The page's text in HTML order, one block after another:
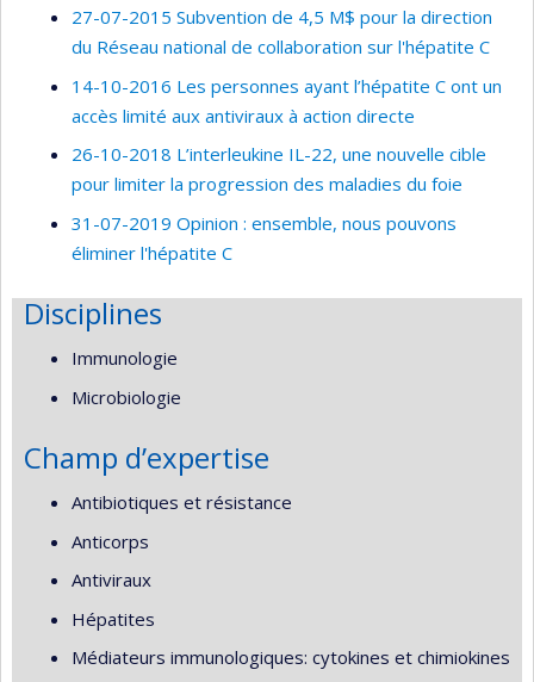
27-07-2015 Subvention de 4,5 M$ pour la direction
du Réseau national de collaboration sur l'hépatite C
14-10-2016 Les personnes ayant l’hépatite C ont un
accès limité aux antiviraux à action directe
26-10-2018 L’interleukine IL-22, une nouvelle cible
pour limiter la progression des maladies du foie
31-07-2019 Opinion : ensemble, nous pouvons
éliminer l'hépatite C
Disciplines
Immunologie
Microbiologie
Champ d’expertise
Antibiotiques et résistance
Anticorps
Antiviraux
Hépatites
Médiateurs immunologiques: cytokines et chimiokines